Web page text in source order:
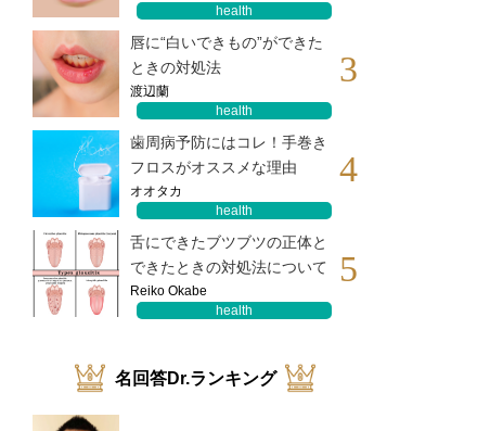
health
唇に“白いできもの”ができた
ときの対処法
渡辺蘭
health
3
歯周病予防にはコレ！手巻き
フロスがオススメな理由
オオタカ
health
4
舌にできたブツブツの正体と
できたときの対処法について
Reiko Okabe
health
5
名回答Dr.ランキング